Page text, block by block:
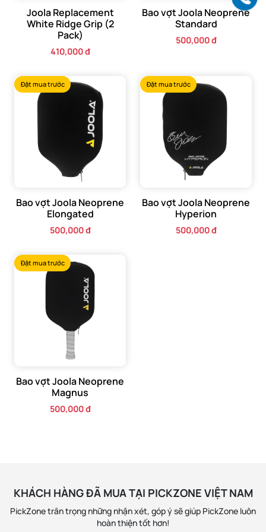
Joola Replacement
White Ridge Grip (2
Pack)
410,000 đ
Bao vợt Joola Neoprene
Standard
500,000 đ
Đặt mua trước
Bao vợt Joola Neoprene
Elongated
500,000 đ
Đặt mua trước
Bao vợt Joola Neoprene
Hyperion
500,000 đ
Đặt mua trước
Bao vợt Joola Neoprene
Magnus
500,000 đ
KHÁCH HÀNG ĐÃ MUA TẠI PICKZONE VIỆT NAM
PickZone trân trọng những nhận xét, góp ý sẽ giúp PickZone luôn
hoàn thiện tốt hơn!